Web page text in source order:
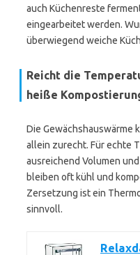
auch Küchenreste
eingearbeitet werden.
überwiegend weiche
Reicht die
heiße
Die Gewächshauswärme
allein zurecht. Für echte
ausreichend Volumen
bleiben oft kühl und
Zersetzung ist ein
sinnvoll.